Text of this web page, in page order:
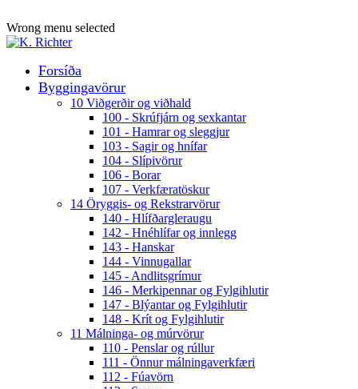
Wrong menu selected
Forsíða
Byggingavörur
10 Viðgerðir og viðhald
100 - Skrúfjárn og sexkantar
101 - Hamrar og sleggjur
103 - Sagir og hnífar
104 - Slípivörur
106 - Borar
107 - Verkfæratöskur
14 Öryggis- og Rekstrarvörur
140 - Hlífðargleraugu
142 - Hnéhlífar og innlegg
143 - Hanskar
144 - Vinnugallar
145 - Andlitsgrímur
146 - Merkipennar og Fylgihlutir
147 - Blýantar og Fylgihlutir
148 - Krít og Fylgihlutir
11 Málninga- og múrvörur
110 - Penslar og rúllur
111 - Önnur málningaverkfæri
112 - Fúavörn